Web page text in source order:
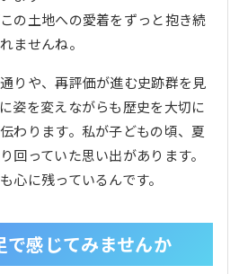
の土地への愛着をずっと抱き続
ませんね。
りや、再評価が進む史跡群を見
姿を変えながらも歴史を大切に
わります。私が子どもの頃、夏
回っていた思い出があります。
心に残っているんです。
で感じてみませんか